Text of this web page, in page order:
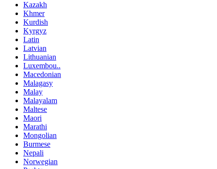
Kazakh
Khmer
Kurdish
Kyrgyz
Latin
Latvian
Lithuanian
Luxembou..
Macedonian
Malagasy
Malay
Malayalam
Maltese
Maori
Marathi
Mongolian
Burmese
Nepali
Norwegian